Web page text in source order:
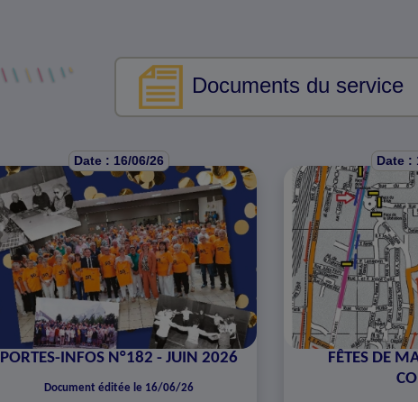
Documents du service
Date : 16/06/26
PORTES-INFOS N°182 - JUIN 2026
Document éditée le 16/06/26
Date :
FÊTES DE